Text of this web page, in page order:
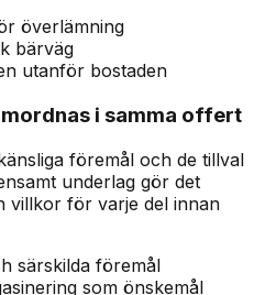
överlämning
bärväg
utanför bostaden
i samma offert
föremål och de tillval
underlag gör det
villkor för varje del innan
särskilda föremål
som önskemål